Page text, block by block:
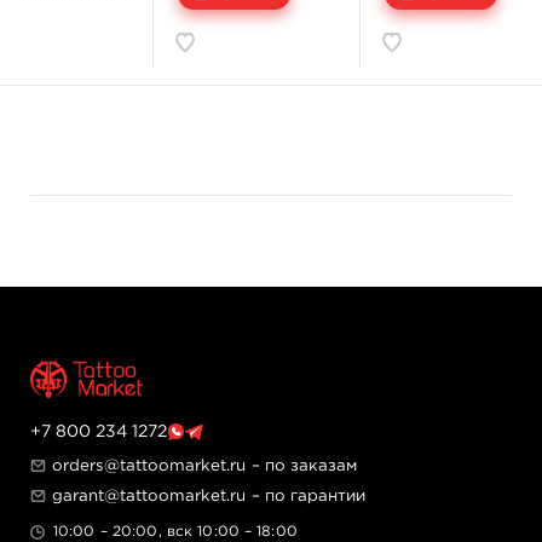
• Позволяют делать плотные, яркие ттуировки снижая
• Для максимальной защиты применяется серебряный
татуировщиков.
+7 800 234 1272
orders@tattoomarket.ru – по заказам
garant@tattoomarket.ru – по гарантии
10:00 – 20:00, вск 10:00 – 18:00